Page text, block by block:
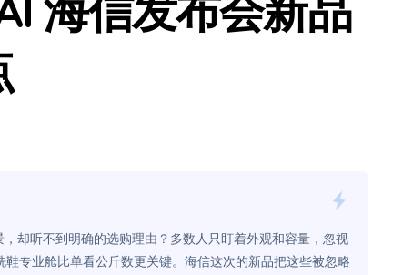
的“多事之夏”
试驾雷克萨斯ES 500e
后悔吗？
却听不到明确的选购理由？多数人只盯着外观和容量，忽视
专业舱比单看公斤数更关键。海信这次的新品把这些被忽略